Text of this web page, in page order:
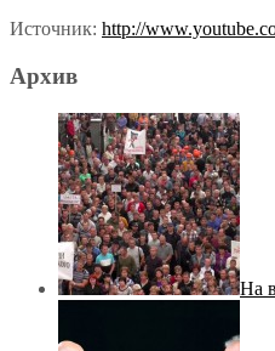
Источник: http://
Архив
На